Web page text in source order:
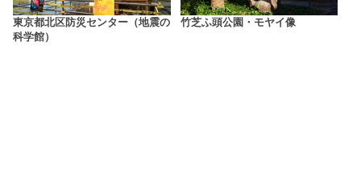
東京都北区防災センター（地震の
科学館）
竹芝ふ頭公園・モヤイ像